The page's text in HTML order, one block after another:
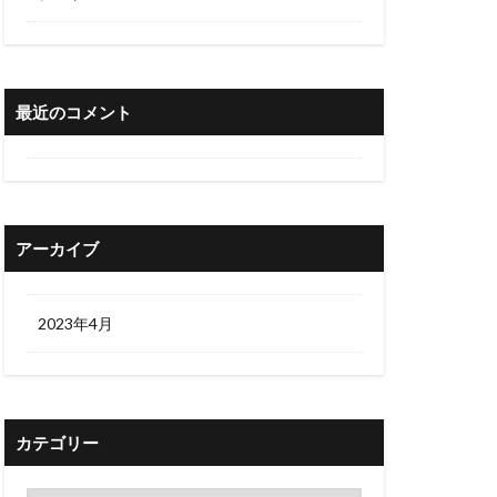
最近のコメント
アーカイブ
2023年4月
カテゴリー